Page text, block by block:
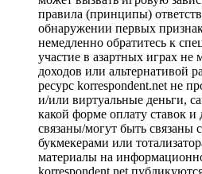
правила (принципы)
обнаружении первых
немедленно обратитесь к
участие в азартных играх не
доходов или альтернативой
ресурс korrespondent.net не
и/или виртуальные деньги,
какой форме оплату ставок
связаны/могут быть связаны
букмекерами или
материалы на
korrespondent.net